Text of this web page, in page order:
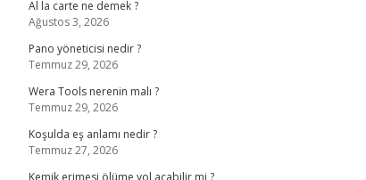
Al la carte ne demek ?
Ağustos 3, 2026
Pano yöneticisi nedir ?
Temmuz 29, 2026
Wera Tools nerenin malı ?
Temmuz 29, 2026
Koşulda eş anlamı nedir ?
Temmuz 27, 2026
Kemik erimesi ölüme yol açabilir mi ?